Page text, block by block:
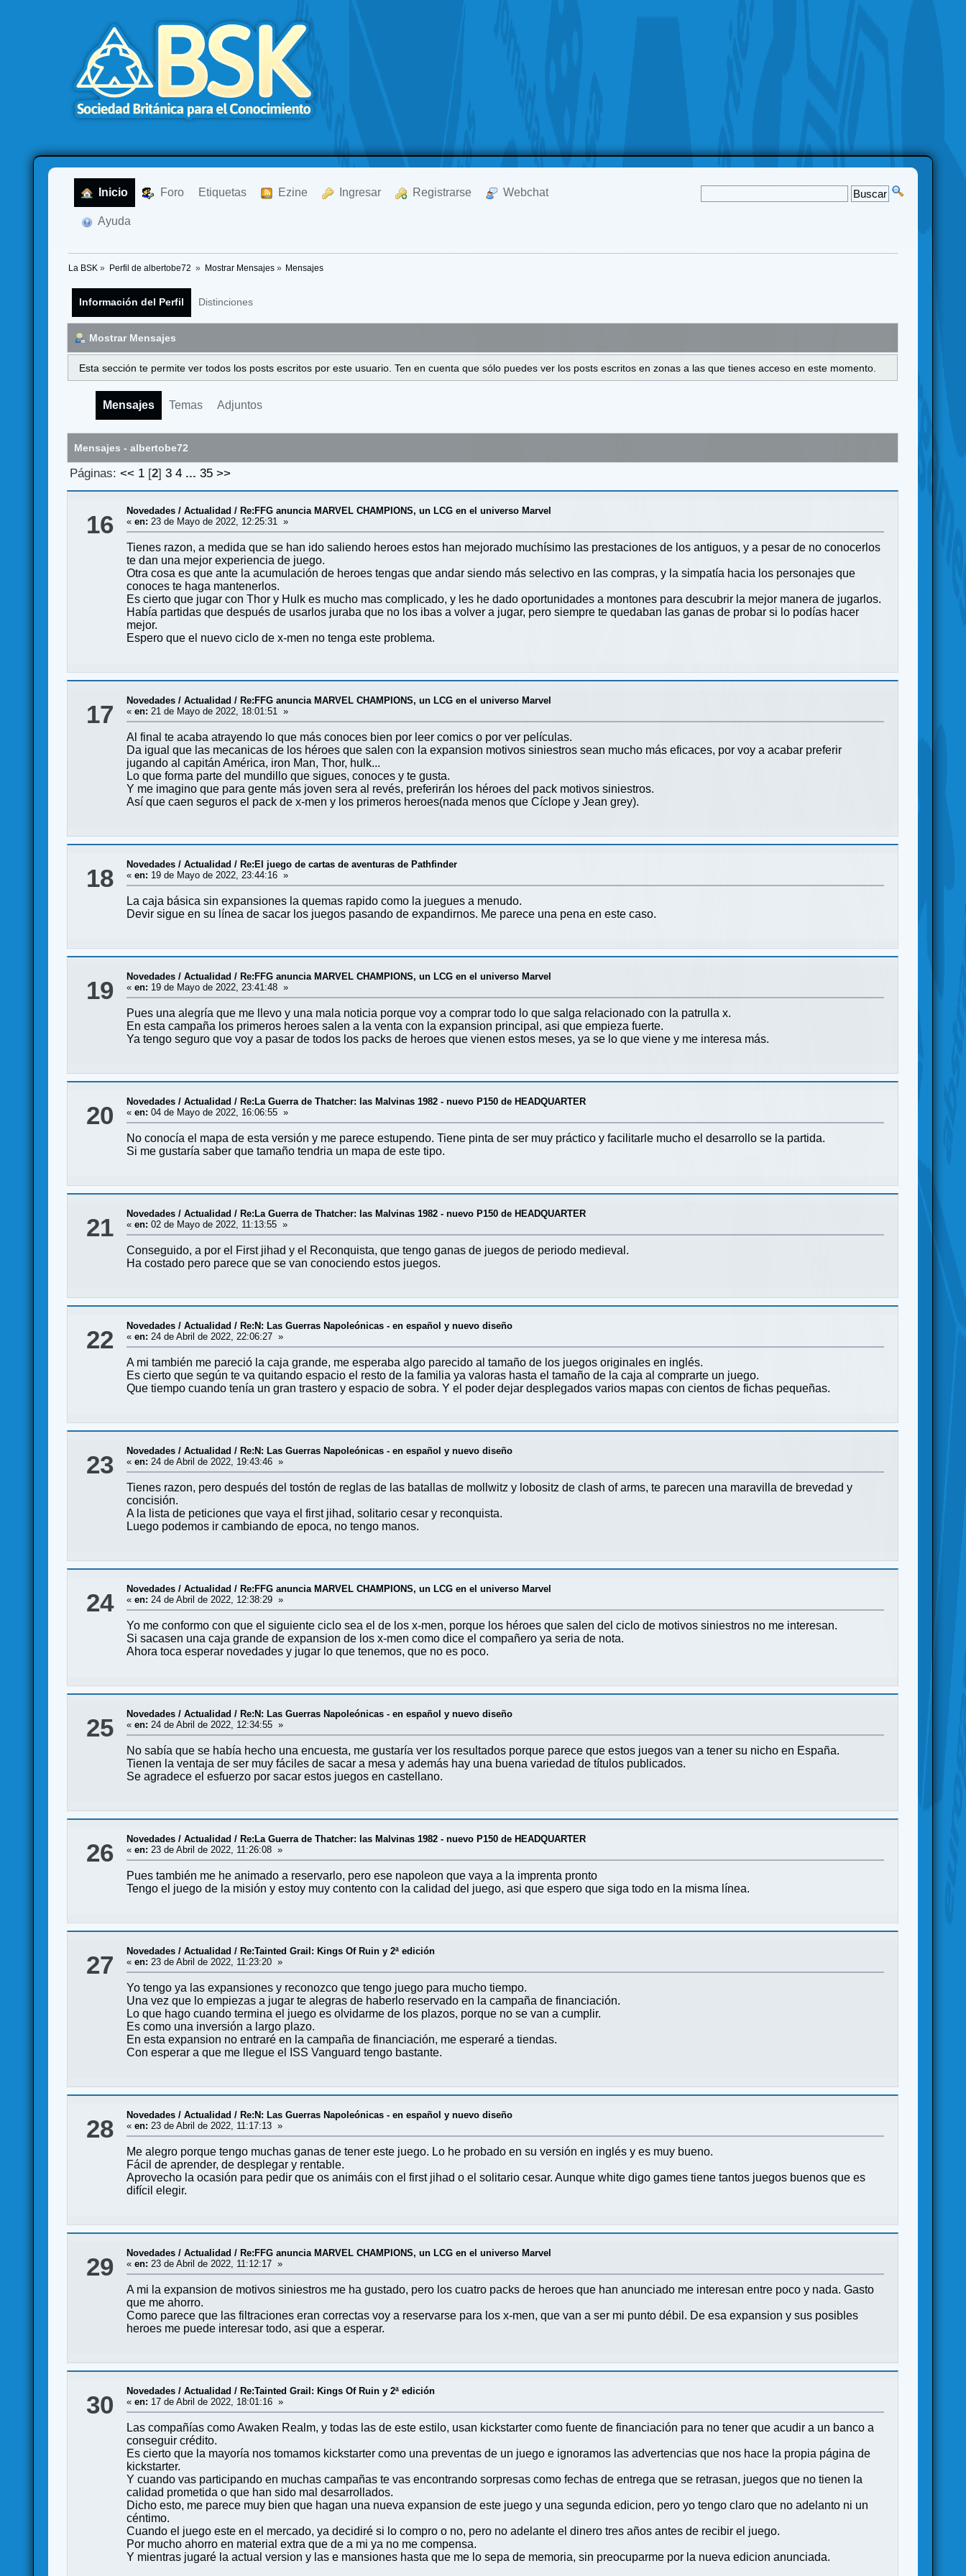
Inicio Foro Etiquetas Ezine Ingresar Registrarse Webchat
Ayuda
La BSK » Perfil de albertobe72 » Mostrar Mensajes» Mensajes
Información del Perfil Distinciones
Mostrar Mensajes
Esta sección te permite ver todos los posts escritos por este usuario. Ten en cuenta que sólo puedes ver los posts escritos en zonas a las que tienes acceso en este momento.
Mensajes Temas Adjuntos
Mensajes - albertobe72
Páginas: << 1[2] 3 4 ... 35 >>
16 Novedades / Actualidad / Re:FFG anuncia MARVEL CHAMPIONS, un LCG en el universo Marvel
«en: 23 de Mayo de 2022, 12:25:31 »
Tienes razon, a medida que se han ido saliendo heroes estos han mejorado muchísimo las prestaciones de los antiguos, y a pesar de no conocerlos
te dan una mejor experiencia de juego.
Otra cosa es que ante la acumulación de heroes tengas que andar siendo más selectivo en las compras, y la simpatía hacia los personajes que
conoces te haga mantenerlos.
Es cierto que jugar con Thor y Hulk es mucho mas complicado, y les he dado oportunidades a montones para descubrir la mejor manera de jugarlos.
Había partidas que después de usarlos juraba que no los ibas a volver a jugar, pero siempre te quedaban las ganas de probar si lo podías hacer
mejor.
Espero que el nuevo ciclo de x-men no tenga este problema.
17 Novedades / Actualidad / Re:FFG anuncia MARVEL CHAMPIONS, un LCG en el universo Marvel
«en: 21 de Mayo de 2022, 18:01:51 »
Al final te acaba atrayendo lo que más conoces bien por leer comics o por ver películas.
Da igual que las mecanicas de los héroes que salen con la expansion motivos siniestros sean mucho más eficaces, por voy a acabar preferir
jugando al capitán América, iron Man, Thor, hulk...
Lo que forma parte del mundillo que sigues, conoces y te gusta.
Y me imagino que para gente más joven sera al revés, preferirán los héroes del pack motivos siniestros.
Así que caen seguros el pack de x-men y los primeros heroes(nada menos que Cíclope y Jean grey).
18 Novedades / Actualidad / Re:El juego de cartas de aventuras de Pathfinder
«en: 19 de Mayo de 2022, 23:44:16 »
La caja básica sin expansiones la quemas rapido como la juegues a menudo.
Devir sigue en su línea de sacar los juegos pasando de expandirnos. Me parece una pena en este caso.
19 Novedades / Actualidad / Re:FFG anuncia MARVEL CHAMPIONS, un LCG en el universo Marvel
«en: 19 de Mayo de 2022, 23:41:48 »
Pues una alegría que me llevo y una mala noticia porque voy a comprar todo lo que salga relacionado con la patrulla x.
En esta campaña los primeros heroes salen a la venta con la expansion principal, asi que empieza fuerte.
Ya tengo seguro que voy a pasar de todos los packs de heroes que vienen estos meses, ya se lo que viene y me interesa más.
20 Novedades / Actualidad / Re:La Guerra de Thatcher: las Malvinas 1982 - nuevo P150 de HEADQUARTER
«en: 04 de Mayo de 2022, 16:06:55 »
No conocía el mapa de esta versión y me parece estupendo. Tiene pinta de ser muy práctico y facilitarle mucho el desarrollo se la partida.
Si me gustaría saber que tamaño tendria un mapa de este tipo.
21 Novedades / Actualidad / Re:La Guerra de Thatcher: las Malvinas 1982 - nuevo P150 de HEADQUARTER
«en: 02 de Mayo de 2022, 11:13:55 »
Conseguido, a por el First jihad y el Reconquista, que tengo ganas de juegos de periodo medieval.
Ha costado pero parece que se van conociendo estos juegos.
22 Novedades / Actualidad / Re:N: Las Guerras Napoleónicas - en español y nuevo diseño
«en: 24 de Abril de 2022, 22:06:27 »
A mi también me pareció la caja grande, me esperaba algo parecido al tamaño de los juegos originales en inglés.
Es cierto que según te va quitando espacio el resto de la familia ya valoras hasta el tamaño de la caja al comprarte un juego.
Que tiempo cuando tenía un gran trastero y espacio de sobra. Y el poder dejar desplegados varios mapas con cientos de fichas pequeñas.
23 Novedades / Actualidad / Re:N: Las Guerras Napoleónicas - en español y nuevo diseño
«en: 24 de Abril de 2022, 19:43:46 »
Tienes razon, pero después del tostón de reglas de las batallas de mollwitz y lobositz de clash of arms, te parecen una maravilla de brevedad y
concisión.
A la lista de peticiones que vaya el first jihad, solitario cesar y reconquista.
Luego podemos ir cambiando de epoca, no tengo manos.
24 Novedades / Actualidad / Re:FFG anuncia MARVEL CHAMPIONS, un LCG en el universo Marvel
«en: 24 de Abril de 2022, 12:38:29 »
Yo me conformo con que el siguiente ciclo sea el de los x-men, porque los héroes que salen del ciclo de motivos siniestros no me interesan.
Si sacasen una caja grande de expansion de los x-men como dice el compañero ya seria de nota.
Ahora toca esperar novedades y jugar lo que tenemos, que no es poco.
25 Novedades / Actualidad / Re:N: Las Guerras Napoleónicas - en español y nuevo diseño
«en: 24 de Abril de 2022, 12:34:55 »
No sabía que se había hecho una encuesta, me gustaría ver los resultados porque parece que estos juegos van a tener su nicho en España.
Tienen la ventaja de ser muy fáciles de sacar a mesa y además hay una buena variedad de títulos publicados.
Se agradece el esfuerzo por sacar estos juegos en castellano.
26 Novedades / Actualidad / Re:La Guerra de Thatcher: las Malvinas 1982 - nuevo P150 de HEADQUARTER
«en: 23 de Abril de 2022, 11:26:08 »
Pues también me he animado a reservarlo, pero ese napoleon que vaya a la imprenta pronto
Tengo el juego de la misión y estoy muy contento con la calidad del juego, asi que espero que siga todo en la misma línea.
27 Novedades / Actualidad / Re:Tainted Grail: Kings Of Ruin y 2ª edición
«en: 23 de Abril de 2022, 11:23:20 »
Yo tengo ya las expansiones y reconozco que tengo juego para mucho tiempo.
Una vez que lo empiezas a jugar te alegras de haberlo reservado en la campaña de financiación.
Lo que hago cuando termina el juego es olvidarme de los plazos, porque no se van a cumplir.
Es como una inversión a largo plazo.
En esta expansion no entraré en la campaña de financiación, me esperaré a tiendas.
Con esperar a que me llegue el ISS Vanguard tengo bastante.
28 Novedades / Actualidad / Re:N: Las Guerras Napoleónicas - en español y nuevo diseño
«en: 23 de Abril de 2022, 11:17:13 »
Me alegro porque tengo muchas ganas de tener este juego. Lo he probado en su versión en inglés y es muy bueno.
Fácil de aprender, de desplegar y rentable.
Aprovecho la ocasión para pedir que os animáis con el first jihad o el solitario cesar. Aunque white digo games tiene tantos juegos buenos que es
difícil elegir.
29 Novedades / Actualidad / Re:FFG anuncia MARVEL CHAMPIONS, un LCG en el universo Marvel
«en: 23 de Abril de 2022, 11:12:17 »
A mi la expansion de motivos siniestros me ha gustado, pero los cuatro packs de heroes que han anunciado me interesan entre poco y nada. Gasto
que me ahorro.
Como parece que las filtraciones eran correctas voy a reservarse para los x-men, que van a ser mi punto débil. De esa expansion y sus posibles
heroes me puede interesar todo, asi que a esperar.
30 Novedades / Actualidad / Re:Tainted Grail: Kings Of Ruin y 2ª edición
«en: 17 de Abril de 2022, 18:01:16 »
Las compañías como Awaken Realm, y todas las de este estilo, usan kickstarter como fuente de financiación para no tener que acudir a un banco a
conseguir crédito.
Es cierto que la mayoría nos tomamos kickstarter como una preventas de un juego e ignoramos las advertencias que nos hace la propia página de
kickstarter.
Y cuando vas participando en muchas campañas te vas encontrando sorpresas como fechas de entrega que se retrasan, juegos que no tienen la
calidad prometida o que han sido mal desarrollados.
Dicho esto, me parece muy bien que hagan una nueva expansion de este juego y una segunda edicion, pero yo tengo claro que no adelanto ni un
céntimo.
Cuando el juego este en el mercado, ya decidiré si lo compro o no, pero no adelante el dinero tres años antes de recibir el juego.
Por mucho ahorro en material extra que de a mi ya no me compensa.
Y mientras jugaré la actual version y las e mansiones hasta que me lo sepa de memoria, sin preocuparme por la nueva edicion anunciada.